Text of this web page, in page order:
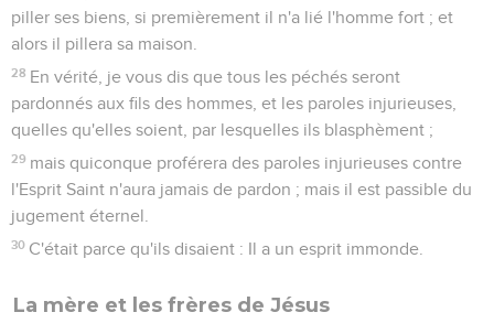
piller ses biens, si premièrement il n'a lié l'homme fort ; et
alors il pillera sa maison.
28 En vérité, je vous dis que tous les péchés seront
pardonnés aux fils des hommes, et les paroles injurieuses,
quelles qu'elles soient, par lesquelles ils blasphèment ;
29 mais quiconque proférera des paroles injurieuses contre
l'Esprit Saint n'aura jamais de pardon ; mais il est passible du
jugement éternel.
30 C'était parce qu'ils disaient : Il a un esprit immonde.
La mère et les frères de Jésus